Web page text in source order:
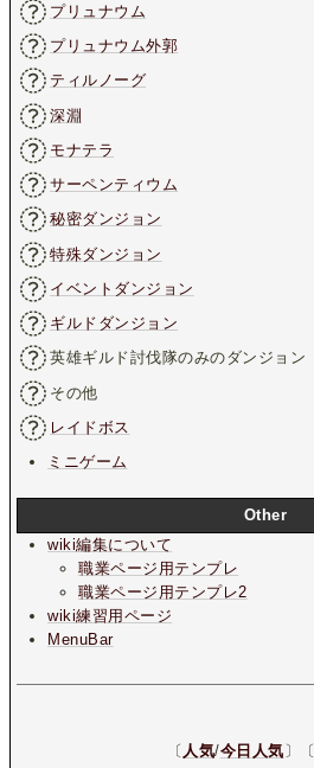
プリュナウム
プリュナウム外郭
ティルノーグ
深淵
モナテラ
サーペンティウム
秘密ダンジョン
特殊ダンジョン
イベントダンジョン
ギルドダンジョン
英雄ギルド討伐隊のみのダンジョン
その他
レイドボス
ミニゲーム
Other
wiki編集について
職業ページ用テンプレ
職業ページ用テンプレ2
wiki練習用ページ
MenuBar
〔 人気/今日人気 〕〔